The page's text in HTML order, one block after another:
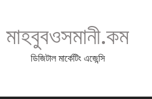
মাহবুবওসমানী.কম
ডিজিটাল মার্কেটিং এজেন্সি